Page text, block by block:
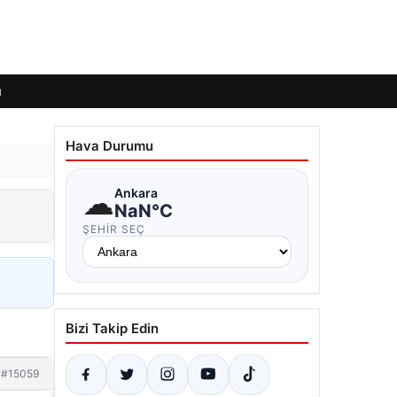
#15059
Hava Durumu
☁Ankara
NaN°C
ŞEHIR SEÇ
Bizi Takip Edin